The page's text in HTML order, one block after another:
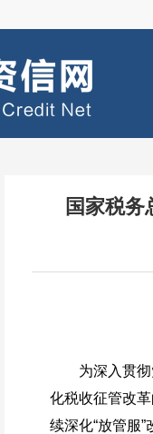
国家税
为深入贯彻党
化税收征管改
续深化“放管服